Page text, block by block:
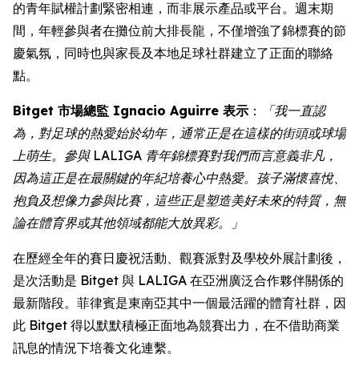
的青年賦權計劃緊密相連，而非展示產品或平台。週末期
間，年輕參與者在攤位前大排長龍，不僅增強了錦標賽的節
慶氣氛，同時也與家長及本地足球社群建立了正面的聯絡
點。
Bitget 市場總監 Ignacio Aguirre 表示 ：
「我一直認
為，對足球的熱愛始於幼年，通常正是在這樣的街頭或球場
上萌生。參與 LALIGA 青年錦標賽對我們而言意義非凡，
因為這正是在最關鍵的年紀培養心中熱愛。孩子滿懷喜悅、
抱負及想像力參與比賽，這些正是塑造美好未來的特質，無
論在體育界或其他領域都能大放異彩。」
在歷經全年的賽日慶祝活動、觀賽派對及學校外展計劃後，
是次活動是 Bitget 與 LALIGA 在亞洲廣泛合作夥伴關係的
最新階段。菲律賓是東南亞其中一個最活躍的體育社群，因
此 Bitget 得以默默積極正面地為競賽出力，在不借助商業
訊息的情況下培養文化連繫。